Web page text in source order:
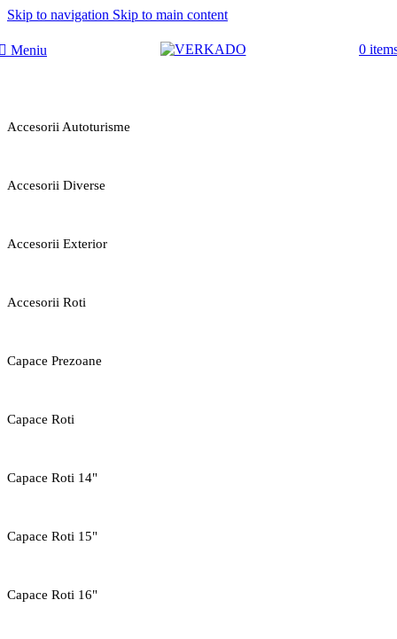
Skip to navigation Skip to main content
Meniu 0
Accesorii Autoturisme
Accesorii Diverse
Accesorii Exterior
Accesorii Roti
Capace Prezoane
Capace Roti
Capace Roti 14"
Capace Roti 15"
Capace Roti 16"